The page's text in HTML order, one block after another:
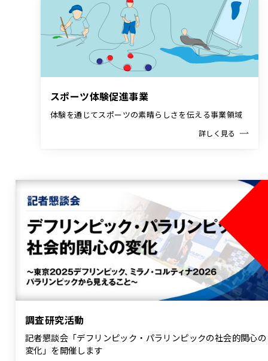
スポーツ体験促進事業
体験を通じてスポーツの素晴らしさを伝える事業領域
詳しく見る
調査研究活動
記者懇談会「デフリンピック・パラリンピックの社会的関心の
変化」を開催します